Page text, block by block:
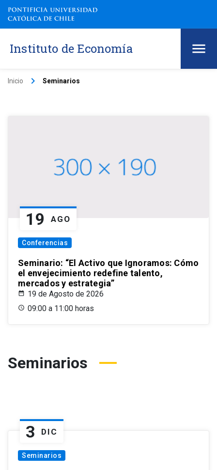
Instituto de Economía
Inicio keyboard_arrow_right Seminarios
19 AGO
Conferencias
Seminario: “El Activo que Ignoramos: Cómo
el envejecimiento redefine talento,
mercados y estrategia”
19 de Agosto de 2026
09:00 a 11:00 horas
Seminarios
3 DIC
Seminarios